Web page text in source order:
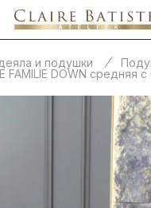
и подушки
FAMILIE DOWN средняя